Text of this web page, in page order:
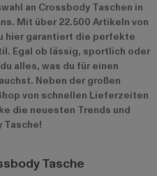
an Crossbody Taschen in
Mit über 22.500 Artikeln von
hier garantiert die perfekte
Egal ob lässig, sportlich oder
alles, was du für einen
Neben der großen
von schnellen Lieferzeiten
die neuesten Trends und
Tasche